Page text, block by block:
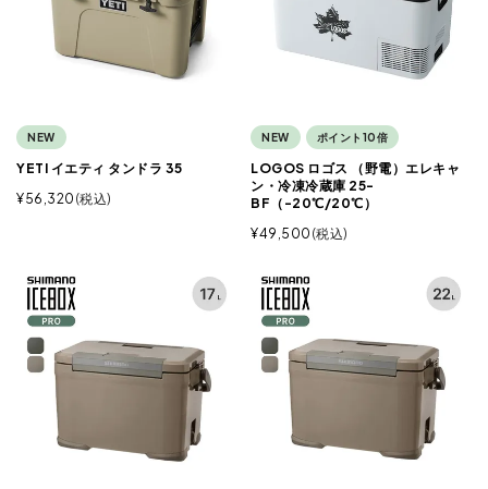
NEW
YETI イエティ タンドラ 35
¥56,320 税込
NEW ポイント10倍
LOGOS ロゴス （野電）エレキャ
ン・冷凍冷蔵庫 25-
BF（-20℃/20℃）
¥49,500 税込